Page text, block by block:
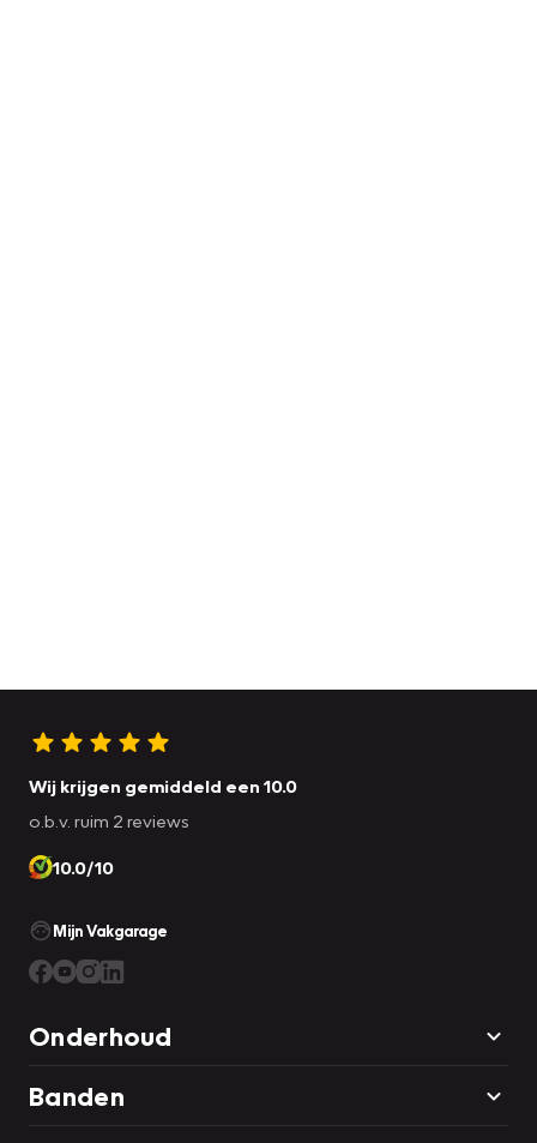
Wij krijgen gemiddeld een 10.0
o.b.v. ruim 2 reviews
10.0/10
Mijn Vakgarage
Onderhoud
Banden